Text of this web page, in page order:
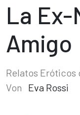
La Ex-
Amigo
Relatos Eróticos
Von
Eva Rossi